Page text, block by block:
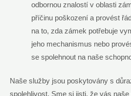
odbornou znalostí v oblasti
příčinu poškození a provést
na to, zda zámek potřebuje
jeho mechanismus nebo
se spolehnout na naše
Naše služby jsou poskytovány s
spolehlivost. Sme si jisti, že vás